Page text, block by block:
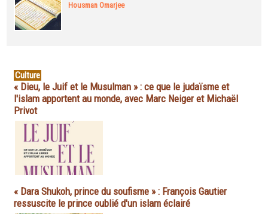
Housman Omarjee
Culture
« Dieu, le Juif et le Musulman » : ce que le judaïsme et
l'islam apportent au monde, avec Marc Neiger et Michaël
Privot
« Dara Shukoh, prince du soufisme » : François Gautier
ressuscite le prince oublié d'un islam éclairé